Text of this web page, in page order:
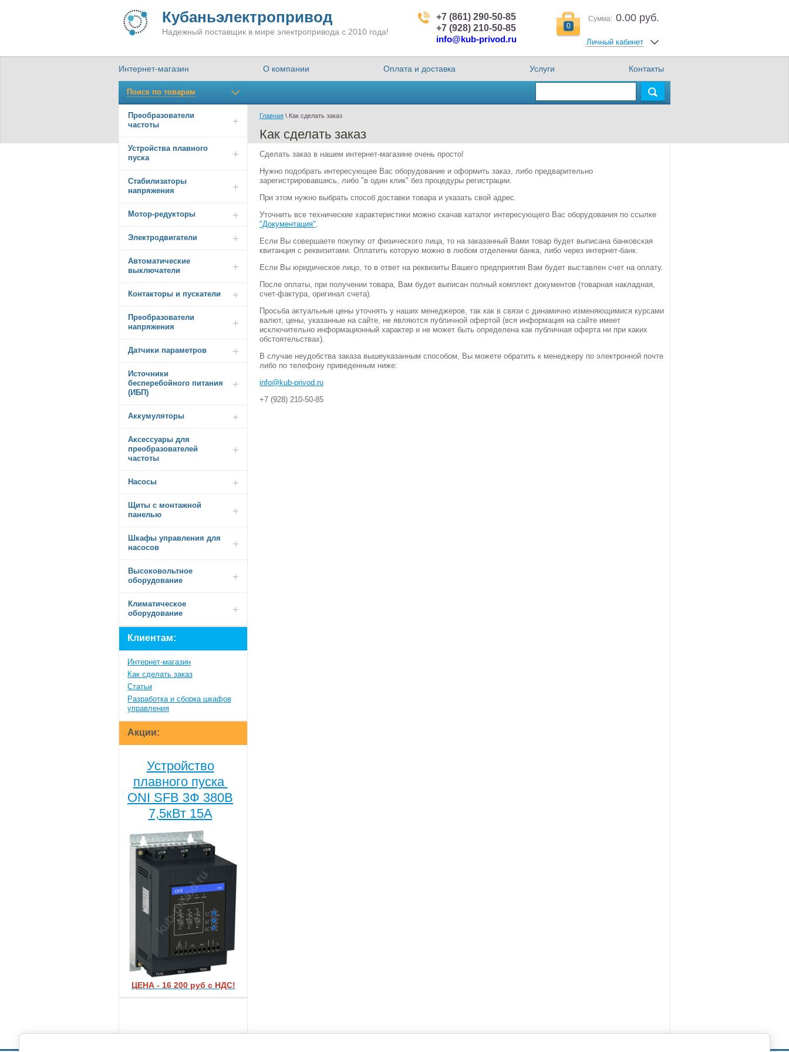
Кубаньэлектропривод
Надежный поставщик в мире электропривода с 2010 года!
+7 (861) 290-50-85
+7 (928) 210-50-85
info@kub-privod.ru
0
Сумма: 0.00 руб.
Личный кабинет
Интернет-магазин О компании Оплата и доставка Услуги Контакты
Поиск по товарам
Главная \ Как сделать заказ
Как сделать заказ
Сделать заказ в нашем интернет-магазине очень просто!
Нужно подобрать интересующее Вас оборудование и оформить заказ, либо предварительно
зарегистрировавшись, либо "в один клик" без процедуры регистрации.
При этом нужно выбрать способ доставки товара и указать свой адрес.
Уточнить все технические характеристики можно скачав каталог интересующего Вас оборудования по ссылке
"Документация".
Если Вы совершаете покупку от физического лица, то на заказанный Вами товар будет выписана банковская
квитанция с реквизитами. Оплатить которую можно в любом отделении банка, либо через интернет-банк.
Если Вы юридическое лицо, то в ответ на реквизиты Вашего предприятия Вам будет выставлен счет на оплату.
После оплаты, при получении товара, Вам будет выписан полный комплект документов (товарная накладная,
счет-фактура, оригинал счета).
Просьба актуальные цены уточнять у наших менеджеров, так как в связи с динамично изменяющимися курсами
валют, цены, указанные на сайте, не являются публичной офертой (вся информация на сайте имеет
исключительно информационный характер и не может быть определена как публичная оферта ни при каких
обстоятельствах).
В случае неудобства заказа вышеуказанным способом, Вы можете обратить к менеджеру по электронной почте
либо по телефону приведенным ниже:
info@kub-privod.ru
+7 (928) 210-50-85
Преобразователи
частоты
Устройства плавного
пуска
Стабилизаторы
напряжения
Мотор-редукторы
Электродвигатели
Автоматические
выключатели
Контакторы и пускатели
Преобразователи
напряжения
Датчики параметров
Источники
бесперебойного питания
(ИБП)
Аккумуляторы
Аксессуары для
преобразователей
частоты
Насосы
Щиты с монтажной
панелью
Шкафы управления для
насосов
Высоковольтное
оборудование
Климатическое
оборудование
Клиентам:
Интернет-магазин
Как сделать заказ
Статьи
Разработка и сборка шкафов
управления
Акции:
Устройство
плавного пуска
ONI SFB 3Ф 380В
7,5кВт 15A
ЦЕНА - 16 200 руб с НДС!